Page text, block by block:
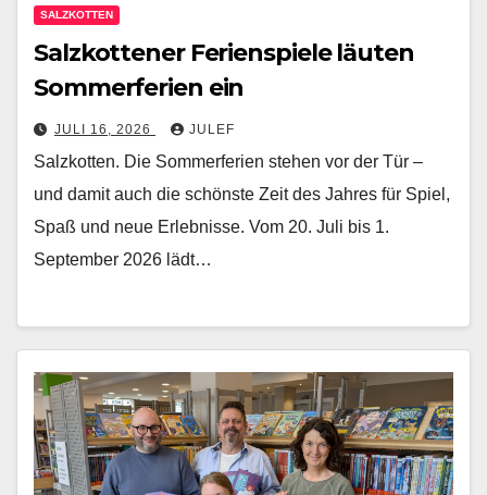
SALZKOTTEN
Salzkottener Ferienspiele läuten
Sommerferien ein
JULI 16, 2026 JULEF
Salzkotten. Die Sommerferien stehen vor der Tür –
und damit auch die schönste Zeit des Jahres für Spiel,
Spaß und neue Erlebnisse. Vom 20. Juli bis 1.
September 2026 lädt…